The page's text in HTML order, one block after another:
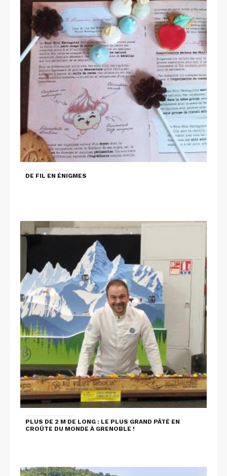
DE FIL EN ÉNIGMES
PLUS DE 2 M DE LONG : LE PLUS GRAND PÂTÉ EN
CROÛTE DU MONDE À GRENOBLE !